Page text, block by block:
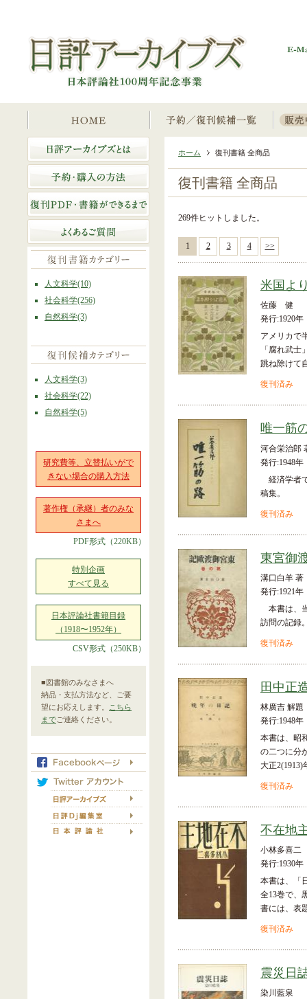
ホーム 復刊書籍 全商品
復刊書籍 全商品
269件ヒットしました。
1 2 3 4 >>
米国よ
佐藤 健
発行:1920年
アメリカで
「腐れ武
跳ね除けて
復刊済み
唯一筋
河合栄治郎
発行:1948年
経済学者
稿集。
復刊済み
東宮御
溝口白羊 著
発行:1921年
本書は、
訪問の記録
復刊済み
田中正
林廣吉 解題
発行:1948年
本書は、昭
の二つに分
大正
復刊済み
不在地
小林多喜二
発行:1930年
本書は、「
全13巻で、
書には、表
復刊済み
震災日
染川藍泉
人文科学(10)
社会科学(256)
自然科学(3)
人文科学(3)
社会科学(22)
自然科学(5)
研究費等、立替払いがで
きない場合の購入方法
著作権（承継）者のみな
さまへ
PDF形式（220KB）
特別企画
すべて見る
日本評論社書籍目録
（1918〜1952年）
CSV形式（250KB）
■図書館のみなさまへ
納品・支払方法など、ご要
望にお応えします。
こちら
までご連絡ください。